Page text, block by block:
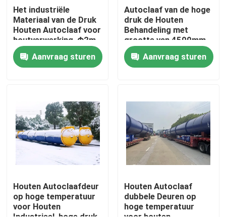
Producten
Video's
Fabriekstocht
Het industriële
Materiaal van de Druk
Houten Autoclaaf voor
houtverwerking, Φ2m
Aanvraag sturen
Autoclaaf van de hoge
druk de Houten
Behandeling met
grootte van 4500mm,
geschikt voor CCA
vloeistofAanvraag sturen
Houten Autoclaafdeur
op hoge temperatuur
voor Houten
Houten Autoclaaf
dubbele Deuren op
hoge temperatuur